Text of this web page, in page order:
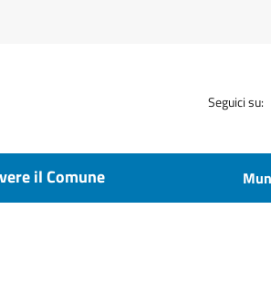
Seguici su:
il Comune